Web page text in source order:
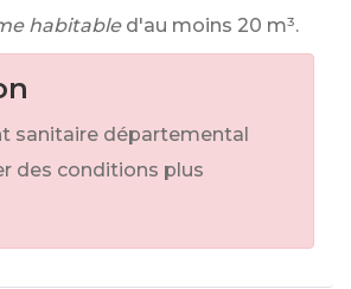
habitable d'au moins 20 m³.
sanitaire départemental
des conditions plus